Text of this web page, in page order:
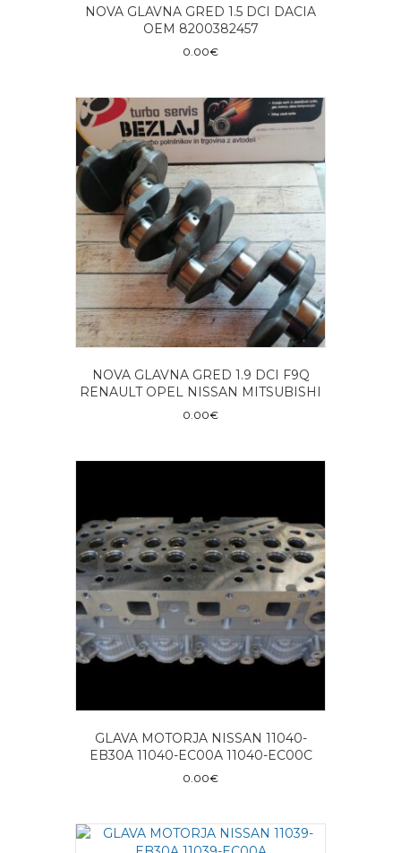
NOVA GLAVNA GRED 1.5 DCI DACIA
OEM 8200382457
0.00€
NOVA GLAVNA GRED 1.9 DCI F9Q
RENAULT OPEL NISSAN MITSUBISHI
0.00€
GLAVA MOTORJA NISSAN 11040-
EB30A 11040-EC00A 11040-EC00C
0.00€